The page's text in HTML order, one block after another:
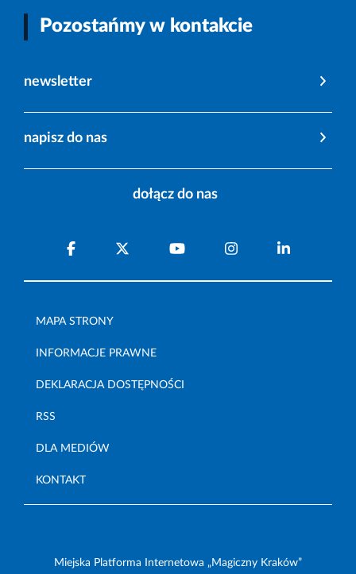
Pozostańmy w kontakcie
newsletter
napisz do nas
dołącz do nas
MAPA STRONY
INFORMACJE PRAWNE
DEKLARACJA DOSTĘPNOŚCI
RSS
DLA MEDIÓW
KONTAKT
Miejska Platforma Internetowa „Magiczny Kraków”